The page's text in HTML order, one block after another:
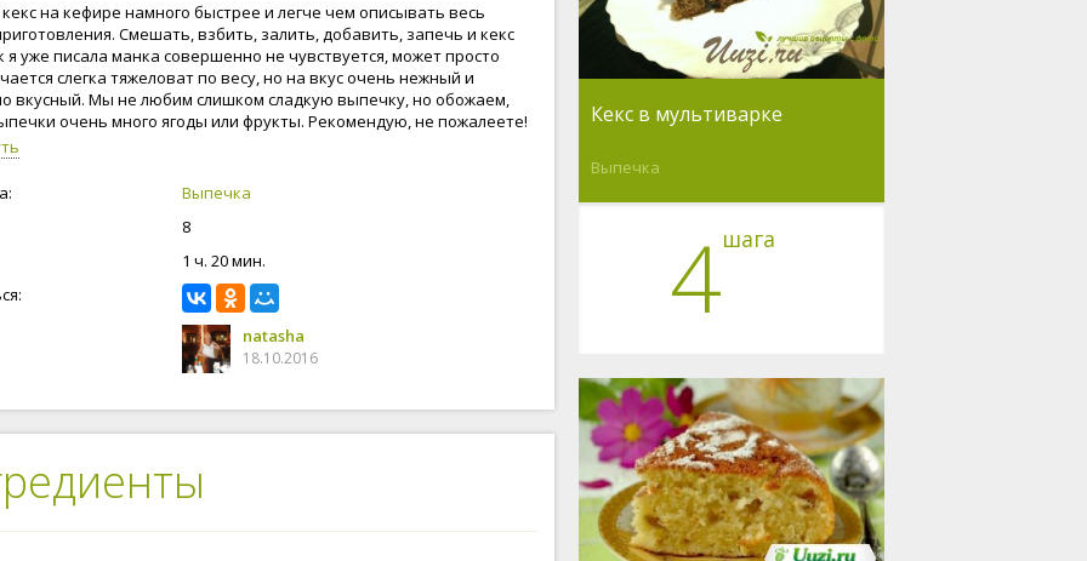
на кефире намного быстрее и легче чем описывать весь
Смешать, взбить, залить, добавить, запечь и кекс
я уже писала манка совершенно не чувствуется, может просто
слегка тяжеловат по весу, но на вкус очень нежный и
вкусный. Мы не любим слишком сладкую выпечку, но обожаем,
очень много ягоды или фрукты. Рекомендую, не пожалеете!
Выпечка
8
1 ч. 20 мин.
natasha
18.10.2016
Кекс в мультиварке
Выпечка
4шага